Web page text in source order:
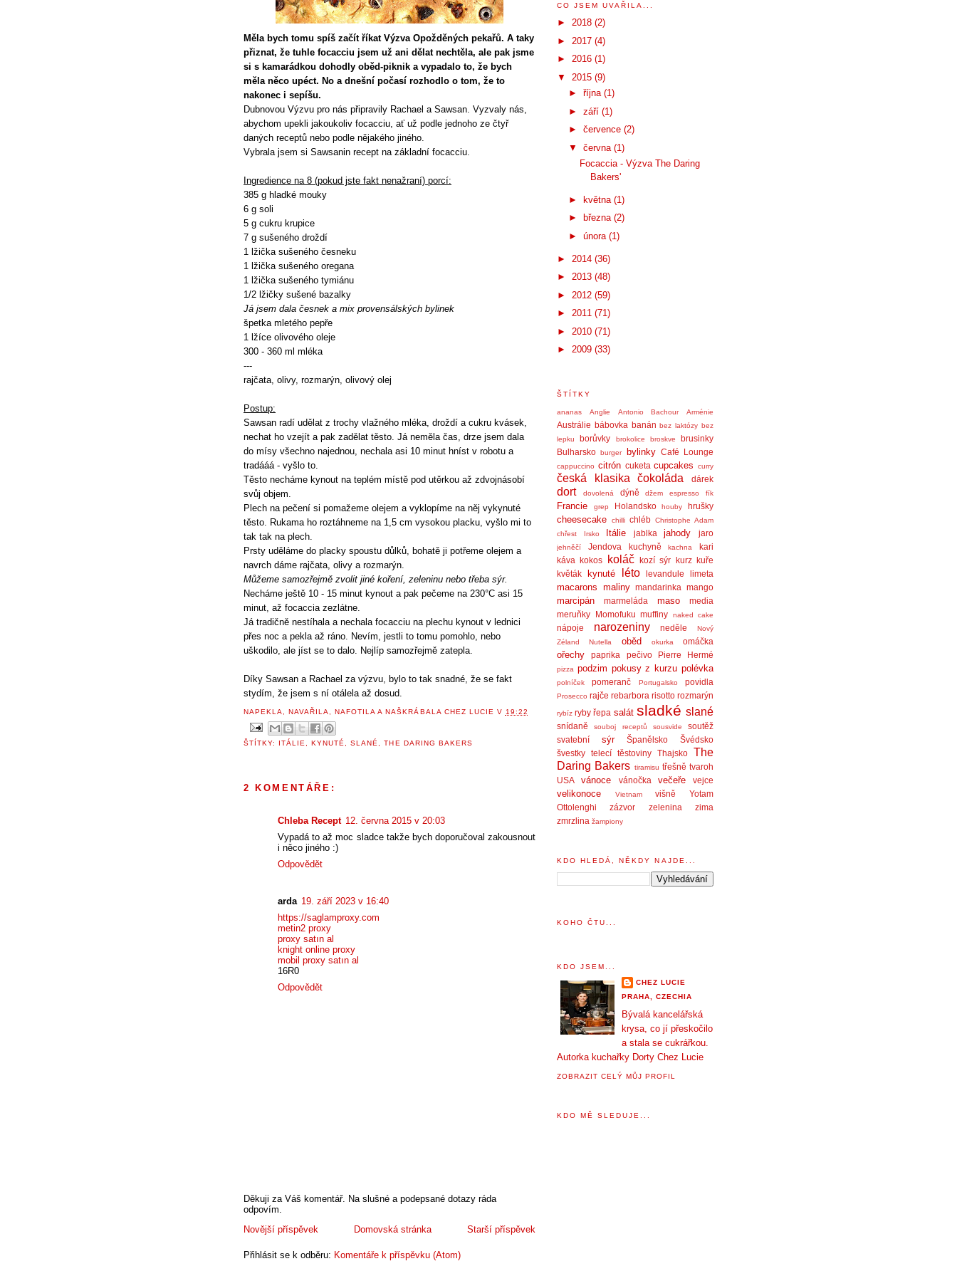
Měla bych tomu spíš začít říkat Výzva Opožděných pekařů. A taky
přiznat, že tuhle focacciu jsem už ani dělat nechtěla, ale pak jsme
si s kamarádkou dohodly oběd-piknik a vypadalo to, že bych
měla něco upéct. No a dnešní počasí rozhodlo o tom, že to
nakonec i sepíšu.
Dubnovou Výzvu pro nás připravily Rachael a Sawsan. Vyzvaly nás,
abychom upekli jakoukoliv focacciu, ať už podle jednoho ze čtyř
daných receptů nebo podle nějakého jiného.
Vybrala jsem si Sawsanin recept na základní focacciu.
Ingredience na 8 (pokud jste fakt nenažraní) porcí:
385 g hladké mouky
6 g soli
5 g cukru krupice
7 g sušeného droždí
1 lžička sušeného česneku
1 lžička sušeného oregana
1 lžička sušeného tymiánu
1/2 lžičky sušené bazalky
Já jsem dala česnek a mix provensálských bylinek
špetka mletého pepře
1 lžíce olivového oleje
300 - 360 ml mléka
---
rajčata, olivy, rozmarýn, olivový olej
Postup:
Sawsan radí udělat z trochy vlažného mléka, droždí a cukru kvásek,
nechat ho vzejít a pak zadělat těsto. Já neměla čas, drze jsem dala
do mísy všechno najednou, nechala asi 10 minut hníst v robotu a
tradááá - vyšlo to.
Těsto necháme kynout na teplém místě pod utěrkou až zdvojnásobí
svůj objem.
Plech na pečení si pomažeme olejem a vyklopíme na něj vykynuté
těsto. Rukama ho roztáhneme na 1,5 cm vysokou placku, vyšlo mi to
tak tak na plech.
Prsty uděláme do placky spoustu důlků, bohatě ji potřeme olejem a
navrch dáme rajčata, olivy a rozmarýn.
Můžeme samozřejmě zvolit jiné koření, zeleninu nebo třeba sýr.
Necháme ještě 10 - 15 minut kynout a pak pečeme na 230°C asi 15
minut, až focaccia zezlátne.
Já tradičně nestíhala a nechala focacciu na plechu kynout v lednici
přes noc a pekla až ráno. Nevím, jestli to tomu pomohlo, nebo
uškodilo, ale jíst se to dalo. Nejlíp samozřejmě zatepla.
Díky Sawsan a Rachael za výzvu, bylo to tak snadné, že se fakt
stydím, že jsem s ní otálela až dosud.
NAPEKLA, NAVAŘILA, NAFOTILA A NAŠKRÁBALA CHEZ LUCIE V 19:22
ŠTÍTKY: ITÁLIE ,KYNUTÉ ,SLANÉ ,THE DARING BAKERS
2 KOMENTÁŘE:
Chleba Recept 12. června 2015 v 20:03
Vypadá to až moc sladce takže bych doporučoval zakousnout
i něco jiného :)
Odpovědět
arda 19. září 2023 v 16:40
https://saglamproxy.com
metin2 proxy
proxy satın al
knight online proxy
mobil proxy satın al
16R0
Odpovědět
Děkuji za Váš komentář. Na slušné a podepsané dotazy ráda
odpovím.
Novější příspěvek
Starší příspěvek
Domovská stránka
Přihlásit se k odběru: Komentáře k příspěvku (Atom)
CO JSEM UVAŘILA...
► 2018 (2)
► 2017 (4)
► 2016 (1)
▼ 2015 (9)
► října (1)
► září (1)
► července (2)
▼ června (1)
Focaccia - Výzva The Daring
Bakers'
► května (1)
►
března (2)
► února (1)
► 2014 (36)
► 2013 (48)
► 2012 (59)
► 2011 (71)
► 2010 (71)
► 2009 (33)
ŠTÍTKY
ananas Anglie Antonio Bachour Arménie
Austrálie bábovka banán bez laktózy bez
lepku
borůvky brokolice broskve
brusinky
Bulharsko
burger bylinky Café Lounge
cappuccino citrón cuketa cupcakes curry
česká klasika čokoláda dárek
dort dovolená dýně džem espresso fík
Francie grep Holandsko houby hrušky
cheesecake chilli chléb Christophe Adam
chřest
Irsko Itálie jablka jahody jaro
jehněčí Jendova kuchyně kachna
kari
káva
kokos koláč kozí sýr kurz
kuře
květák
kynuté léto levandule limeta
macarons maliny mandarinka mango
marcipán marmeláda maso
media
meruňky
Momofuku muffiny naked cake
nápoje narozeniny neděle
Nový
Zéland
Nutella oběd okurka omáčka
ořechy paprika pečivo Pierre Hermé
pizza podzim pokusy z kurzu polévka
polníček pomeranč Portugalsko povidla
Prosecco rajče rebarbora risotto rozmarýn
rybíz ryby řepa salát sladké slané
snídaně souboj receptů sousvide
soutěž
svatební
sýr Španělsko
Švédsko
švestky
telecí těstoviny Thajsko
The
Daring Bakers tiramisu třešně tvaroh
USA
vánoce vánočka večeře vejce
velikonoce Vietnam višně
Yotam
Ottolenghi
zázvor zelenina
zima
zmrzlina žampiony
KDO HLEDÁ, NĚKDY NAJDE...
KOHO ČTU...
KDO JSEM...
CHEZ LUCIE
PRAHA, CZECHIA
Bývalá kancelářská
krysa, co jí přeskočilo
a stala se cukrářkou.
Autorka kuchařky Dorty Chez Lucie
ZOBRAZIT CELÝ MŮJ PROFIL
KDO MĚ SLEDUJE...